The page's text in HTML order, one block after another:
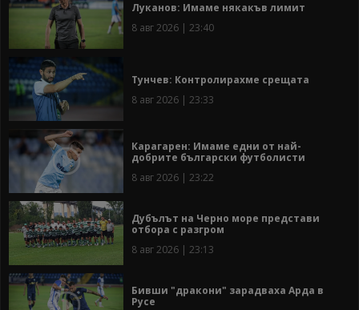
Луканов: Имаме някакъв лимит
8 авг 2026 | 23:40
Тунчев: Контролирахме срещата
8 авг 2026 | 23:33
Карагарен: Имаме едни от най-
добрите български футболисти
8 авг 2026 | 23:22
Дубълът на Черно море представи
отбора с разгром
8 авг 2026 | 23:13
Бивши "дракони" зарадваха Арда в
Русе